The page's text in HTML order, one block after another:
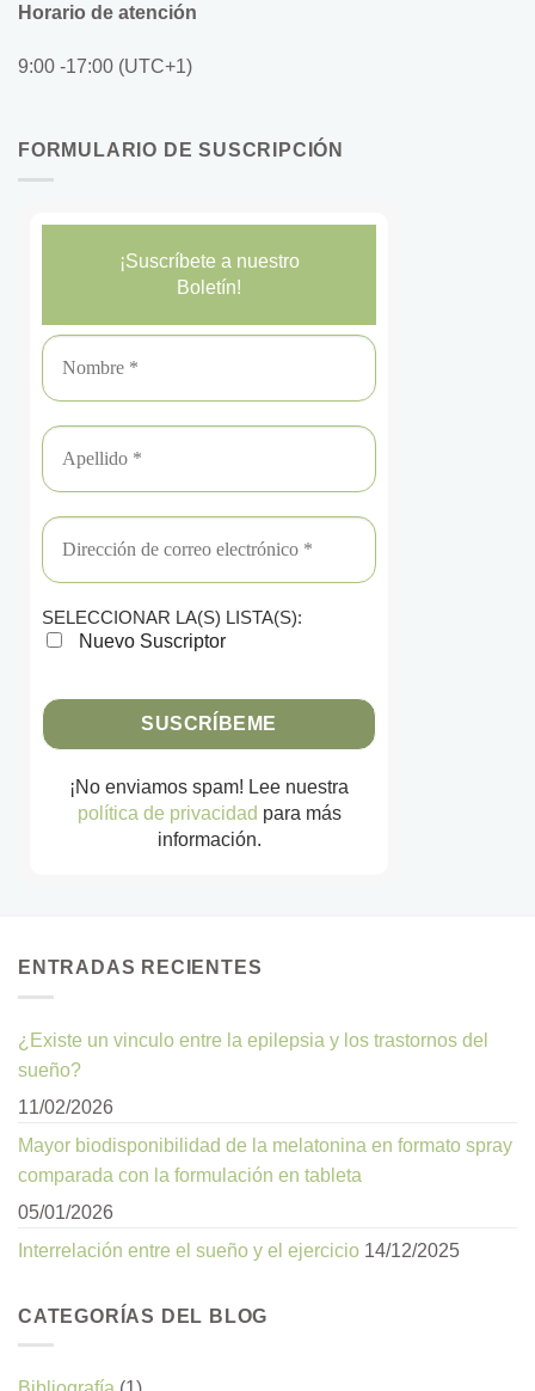
Horario de atención
9:00 -17:00 (UTC+1)
FORMULARIO DE SUSCRIPCIÓN
¡Suscríbete a nuestro
Boletín!
SELECCIONAR LA(S) LISTA(S):
Nuevo Suscriptor
¡No enviamos spam! Lee nuestra
política de privacidad para más
información.
ENTRADAS RECIENTES
¿Existe un vinculo entre la epilepsia y los trastornos del
sueño?
11/02/2026
Mayor biodisponibilidad de la melatonina en formato spray
comparada con la formulación en tableta
05/01/2026
Interrelación entre el sueño y el ejercicio 14/12/2025
CATEGORÍAS DEL BLOG